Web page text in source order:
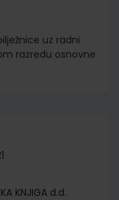
uz radni
razredu osnovne
KNJIGA d.d.